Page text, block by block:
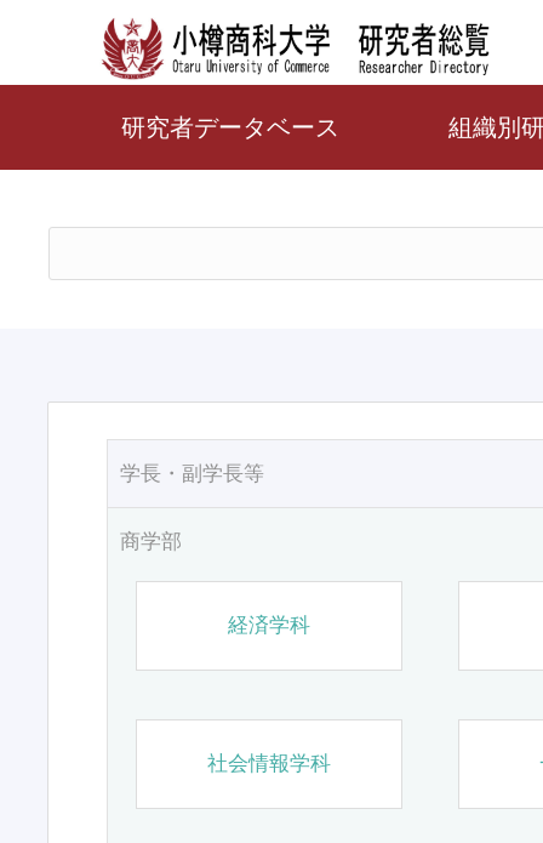
研究者データベース 組織別
学長・副学長等
商学部
経済学科
社会情報学科